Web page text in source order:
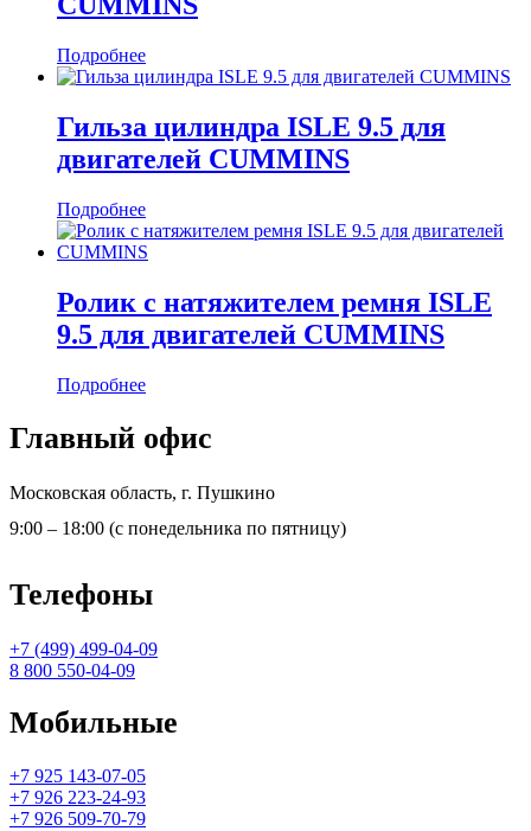
Подробнее
Гильза цилиндра ISLE 9.5 для
двигателей CUMMINS
Подробнее
Ролик с натяжителем ремня ISLE
9.5 для двигателей CUMMINS
Подробнее
Главный офис
Московская область, г. Пушкино
9:00 – 18:00 (с понедельника по пятницу)
Телефоны
+7 (499) 499-04-09
8 800 550-04-09
Мобильные
+7 925 143-07-05
+7 926 223-24-93
+7 926 509-70-79